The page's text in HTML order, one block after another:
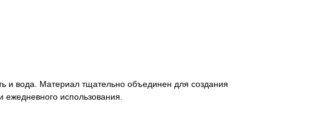
и вода. Материал тщательно объединен для создания
использования.